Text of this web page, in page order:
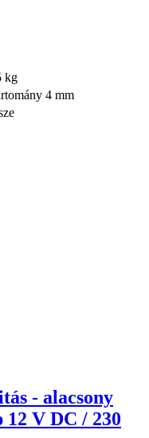
kg
4 mm
- alacsony
12 V DC / 230